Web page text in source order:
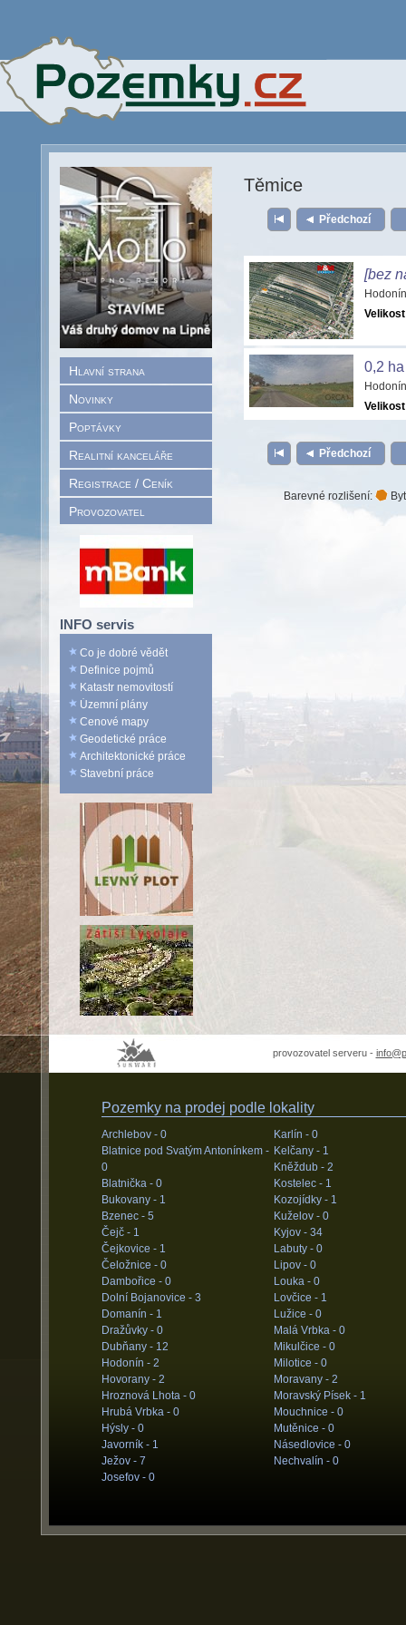
Hlavní strana
Novinky
Poptávky
Realitní kanceláře
Registrace / Ceník
Provozovatel
INFO servis
Co je dobré vědět
Definice pojmů
Katastr nemovitostí
Územní plány
Cenové mapy
Geodetické práce
Architektonické práce
Stavební práce
Těmice
Předchozí
[bez
0,2
Předchozí
Barevné rozlišení:
provozovatel serveru -
Pozemky na prodej podle lokality
Archlebov - 0
Blatnice pod Svatým Antonínkem -
0
Blatnička - 0
Bukovany - 1
Bzenec - 5
Čejč - 1
Čejkovice - 1
Čeložnice - 0
Dambořice - 0
Dolní Bojanovice - 3
Domanín - 1
Dražůvky - 0
Dubňany - 12
Hodonín - 2
Hovorany - 2
Hroznová Lhota - 0
Hrubá Vrbka - 0
Hýsly - 0
Javorník - 1
Ježov - 7
Josefov - 0
Karlín - 0
Kelčany - 1
Kněždub - 2
Kostelec - 1
Kozojídky - 1
Kuželov - 0
Kyjov - 34
Labuty - 0
Lipov - 0
Louka - 0
Lovčice - 1
Lužice - 0
Malá Vrbka - 0
Mikulčice - 0
Milotice - 0
Moravany - 2
Moravský Písek - 1
Mouchnice - 0
Mutěnice - 0
Násedlovice - 0
Nechvalín - 0